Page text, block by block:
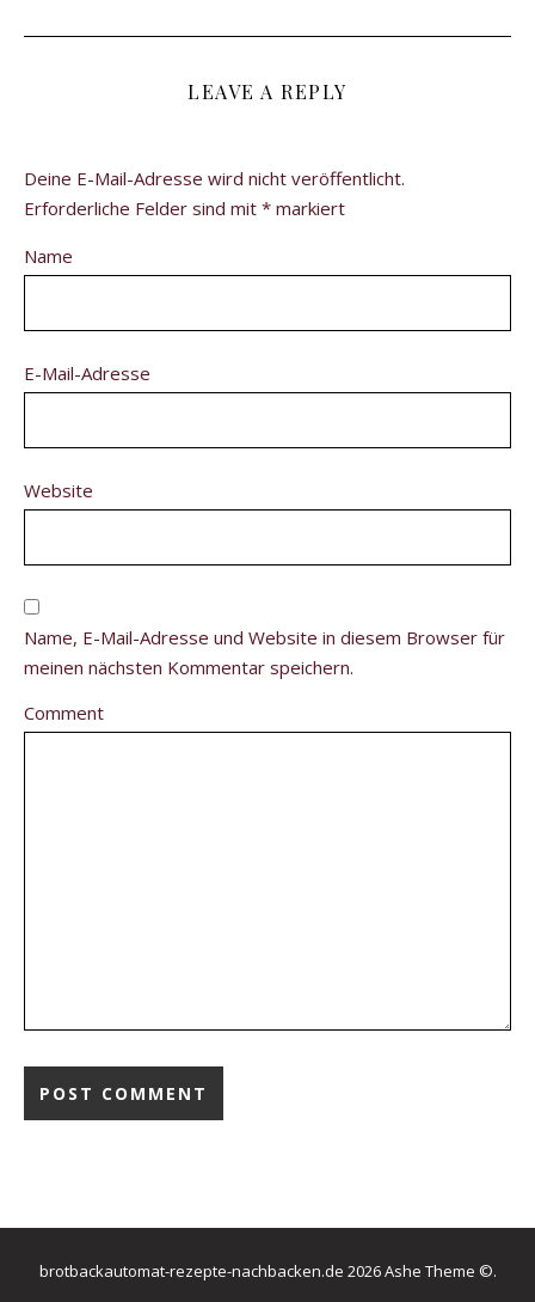
LEAVE A REPLY
Deine E-Mail-Adresse wird nicht veröffentlicht.
Erforderliche Felder sind mit * markiert
Name
E-Mail-Adresse
Website
Name, E-Mail-Adresse und Website in diesem Browser für
meinen nächsten Kommentar speichern.
Comment
brotbackautomat-rezepte-nachbacken.de 2026 Ashe Theme ©.